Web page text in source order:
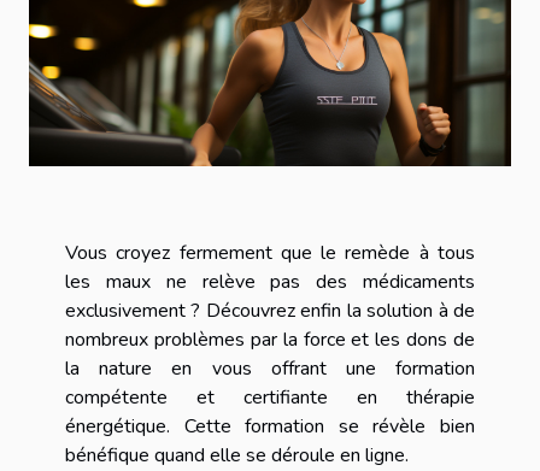
Vous croyez fermement que le remède à tous
les maux ne relève pas des médicaments
exclusivement ? Découvrez enfin la solution à de
nombreux problèmes par la force et les dons de
la nature en vous offrant une formation
compétente et certifiante en thérapie
énergétique. Cette formation se révèle bien
bénéfique quand elle se déroule en ligne.